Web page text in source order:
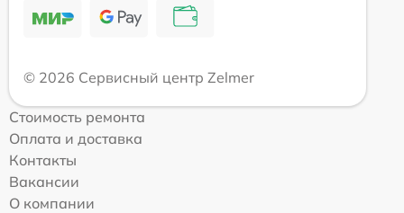
© 2026 Сервисный центр Zelmer
Стоимость ремонта
Оплата и доставка
Контакты
Вакансии
О компании